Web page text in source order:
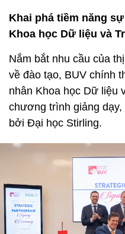
Khai phá tiềm năng
Khoa học Dữ liệu và
Nắm bắt nhu cầu của
về đào tạo, BUV chính
nhân Khoa học Dữ liệu
chương trình giảng
bởi Đại học Stirling.